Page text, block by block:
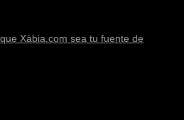
Xàbia.com sea tu fuente de